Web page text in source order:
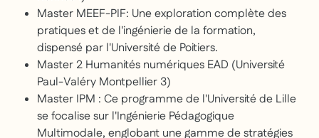
Master MEEF-PIF: Une exploration complète des
pratiques et de l'ingénierie de la formation,
dispensé par l'Université de Poitiers.
Master 2 Humanités numériques EAD (Université
Paul-Valéry Montpellier 3)
Master IPM : Ce programme de l'Université de Lille
se focalise sur l'Ingénierie Pédagogique
Multimodale, englobant une gamme de stratégies